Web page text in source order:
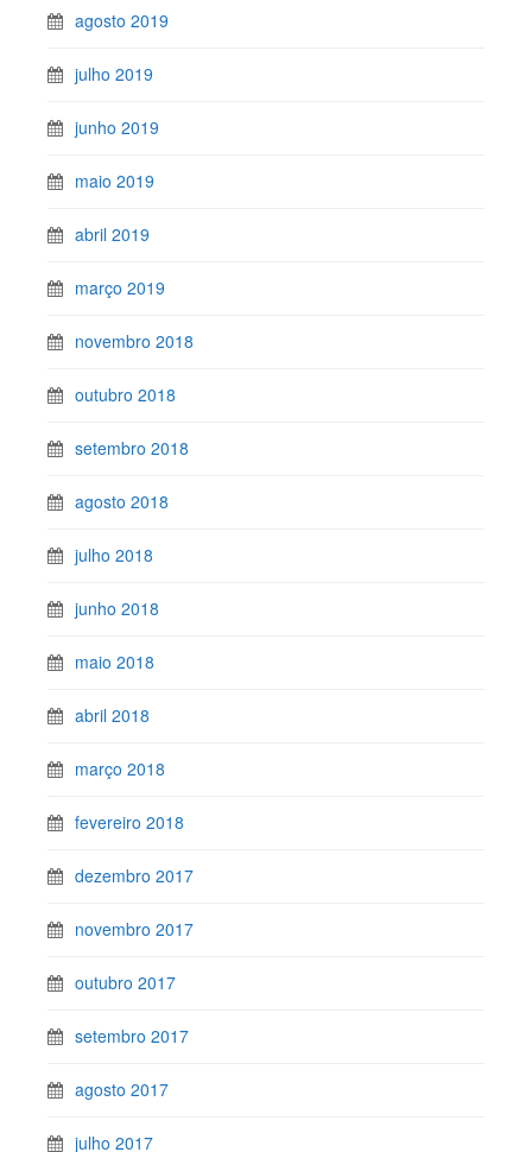
agosto 2019
julho 2019
junho 2019
maio 2019
abril 2019
março 2019
novembro 2018
outubro 2018
setembro 2018
agosto 2018
julho 2018
junho 2018
maio 2018
abril 2018
março 2018
fevereiro 2018
dezembro 2017
novembro 2017
outubro 2017
setembro 2017
agosto 2017
julho 2017